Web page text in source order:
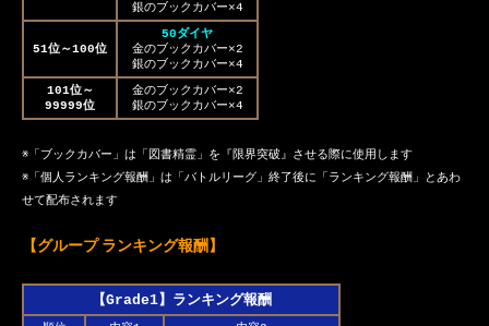
銀のブックカバー×4
51位～100位
50ダイヤ
金のブックカバー×2
銀のブックカバー×4
101位～
99999位
金のブックカバー×2
銀のブックカバー×4
※「ブックカバー」は「図書精霊」を『限界突破』させる際に使用します
※「個人ランキング報酬」は「バトルリーグ」終了後に「ランキング報酬」とあわ
せて配布されます
【グループ ランキング報酬】
【Grade1】ランキング報酬